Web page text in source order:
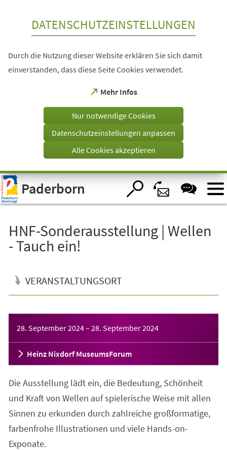
Visuelle
Assistenzsoftware
öffnen.
DATENSCHUTZEINSTELLUNGEN
Durch die Nutzung dieser Website erklären Sie sich damit
einverstanden, dass diese Seite Cookies verwendet.
Mehr Infos
(Öffnet
einem
Tab)
Nur notwendige Cookies
Datenschutzeinstellungen anpassen
Alle Cookies akzeptieren
Paderborn
HNF-Sonderausstellung | Wellen
- Tauch ein!
VERANSTALTUNGSORT
28. September 2024– 28. September 2024
Heinz Nixdorf MuseumsForum
Die Ausstellung lädt ein, die Bedeutung, Schönheit
und Kraft von Wellen auf spielerische Weise mit allen
Sinnen zu erkunden durch zahlreiche großformatige,
farbenfrohe Illustrationen und viele Hands-on-
Exponate.